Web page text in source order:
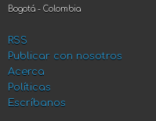
.
.
Bogotá - Colombia
RSS
Publicar con nosotros
Acerca
Políticas
Escríbanos